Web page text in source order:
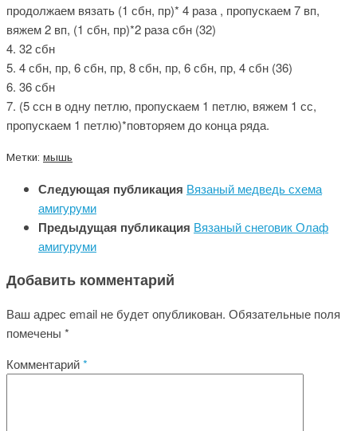
продолжаем вязать (1 сбн, пр)* 4 раза , пропускаем 7 вп,
вяжем 2 вп, (1 сбн, пр)*2 раза сбн (32)
4. 32 сбн
5. 4 сбн, пр, 6 сбн, пр, 8 сбн, пр, 6 сбн, пр, 4 сбн (36)
6. 36 сбн
7. (5 ссн в одну петлю, пропускаем 1 петлю, вяжем 1 сс,
пропускаем 1 петлю)*повторяем до конца ряда.
Метки: мышь
Следующая публикация Вязаный медведь схема
амигуруми
Предыдущая публикация Вязаный снеговик Олаф
амигуруми
Добавить комментарий
Ваш адрес email не будет опубликован. Обязательные поля
помечены *
Комментарий*